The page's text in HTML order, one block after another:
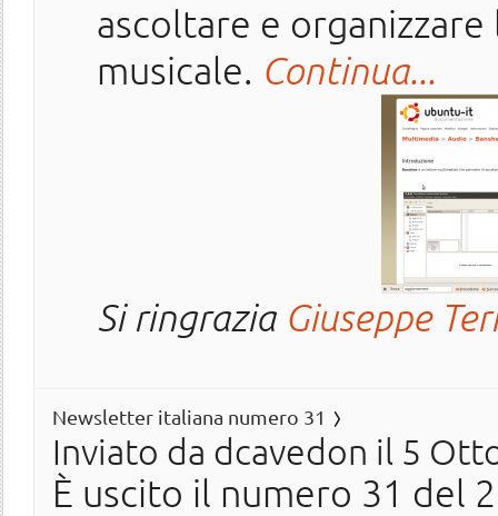
ascoltare e
musicale. Continua...
Si ringrazia Giuseppe
Newsletter italiana numero 31
Inviato da dcavedon il 5
È uscito il numero 31 del